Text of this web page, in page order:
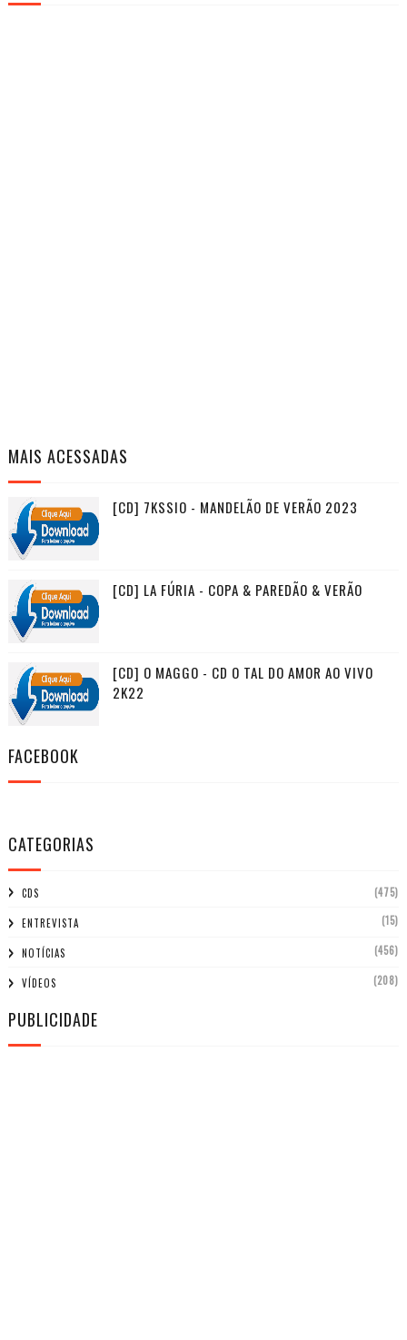
MAIS ACESSADAS
[CD] 7KSSIO - MANDELÃO DE VERÃO 2023
[CD] LA FÚRIA - COPA & PAREDÃO & VERÃO
[CD] O MAGGO - CD O TAL DO AMOR AO VIVO
2K22
FACEBOOK
CATEGORIAS
CDS (475)
ENTREVISTA (15)
NOTÍCIAS (456)
VÍDEOS (208)
PUBLICIDADE